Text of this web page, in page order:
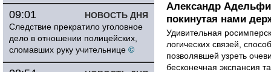
НОВОСТЬ ДНЯ
09:01
Следствие прекратило уголовное
дело в отношении полицейских,
сломавших руку учительнице ©
Александр
покинутая нами
Удивительная
логических связей,
позволявшей узреть
бесконечная экспансия